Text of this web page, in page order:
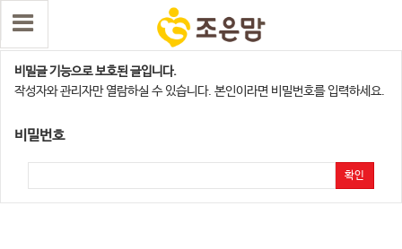
평택지사
비밀글 기능으로 보호된 글입니다.
작성자와 관리자만 열람하실 수 있습니다. 본인이라면 비밀번호를 입력하세요.
비밀번호
확인